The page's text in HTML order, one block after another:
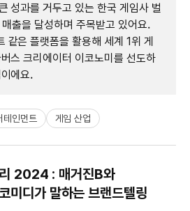
성과를 거두고 있는 한국 게임사 벌
출을 달성하며 주목받고 있어요.
같은 플랫폼을 활용해 세계 1위 게
스 크리에이터 이코노미를 선도하
에요.
테인먼트 게임 산업
2024 : 매거진B와
미디가 말하는 브랜드텔링